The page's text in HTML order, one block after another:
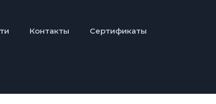
Контакты Сертификаты